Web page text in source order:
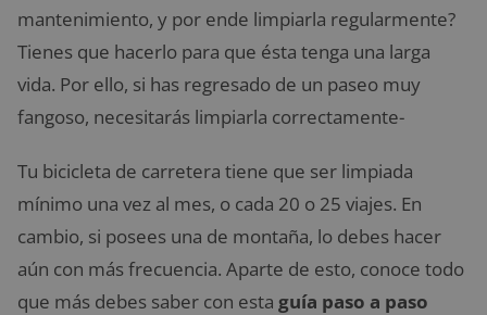
mantenimiento, y por ende limpiarla regularmente?
Tienes que hacerlo para que ésta tenga una larga
vida. Por ello, si has regresado de un paseo muy
fangoso, necesitarás limpiarla correctamente-
Tu bicicleta de carretera tiene que ser limpiada
mínimo una vez al mes, o cada 20 o 25 viajes. En
cambio, si posees una de montaña, lo debes hacer
aún con más frecuencia. Aparte de esto, conoce todo
que más debes saber con esta guía paso a paso